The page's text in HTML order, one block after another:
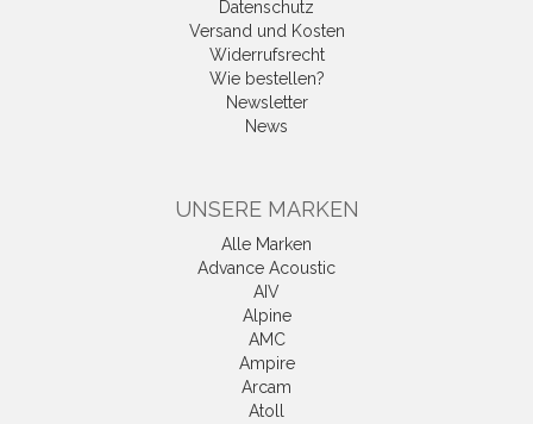
Datenschutz
Versand und Kosten
Widerrufsrecht
Wie bestellen?
Newsletter
News
UNSERE MARKEN
Alle Marken
Advance Acoustic
AIV
Alpine
AMC
Ampire
Arcam
Atoll